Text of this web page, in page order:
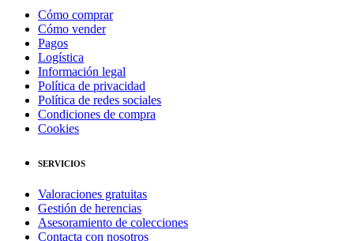
Cómo comprar
Cómo vender
Pagos
Logística
Información legal
Política de privacidad
Política de redes sociales
Condiciones de compra
Cookies
SERVICIOS
Valoraciones gratuitas
Gestión de herencias
Asesoramiento de colecciones
Contacta con nosotros